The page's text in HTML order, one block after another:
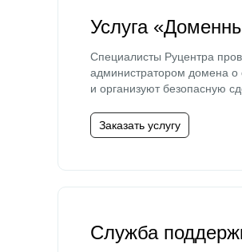
Услуга
Специалисты Руцентра
администратором домена
и организуют безопасную
Заказать услугу
Служба